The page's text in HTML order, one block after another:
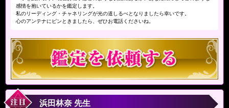
感情を抱いているかを鑑定します。
私のリーディング・チャネリングが光の道しるべとなりましたら幸いです。
心のアンテナにピンときましたら、ぜひお電話くださいね。
浜田林奈 先生